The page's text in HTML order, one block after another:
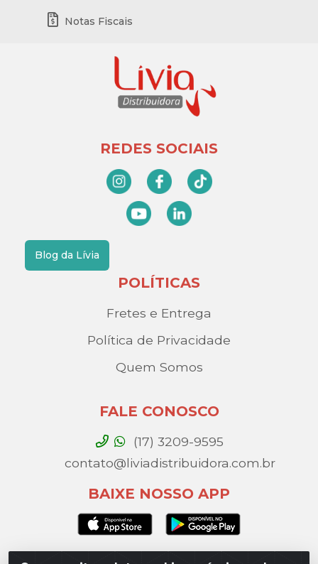
Notas Fiscais
REDES SOCIAIS
Blog da Lívia
POLÍTICAS
Fretes e Entrega
Política de Privacidade
Quem Somos
FALE CONOSCO
(17) 3209-9595
contato@liviadistribuidora.com.br
BAIXE NOSSO APP